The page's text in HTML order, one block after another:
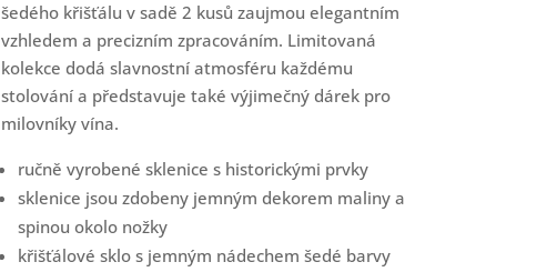
šedého křišťálu v sadě 2 kusů zaujmou elegantním
vzhledem a precizním zpracováním. Limitovaná
kolekce dodá slavnostní atmosféru každému
stolování a představuje také výjimečný dárek pro
milovníky vína.
ručně vyrobené sklenice s historickými prvky
sklenice jsou zdobeny jemným dekorem maliny a
spinou okolo nožky
křišťálové sklo s jemným nádechem šedé barvy